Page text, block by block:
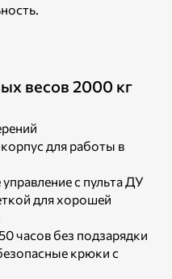
весов 2000 кг
для работы в
с пульта ДУ
для хорошей
часов без подзарядки
крюки с